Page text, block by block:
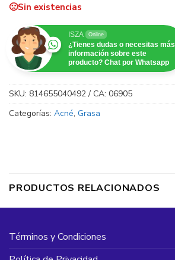
Sin existencias
ISZA Online
¿Tienes dudas o necesitas más
información sobre este
producto? Chat por Whatsapp
SKU: 814655040492 / CA: 06905
Categorías: Acné, Grasa
PRODUCTOS RELACIONADOS
Términos y Condiciones